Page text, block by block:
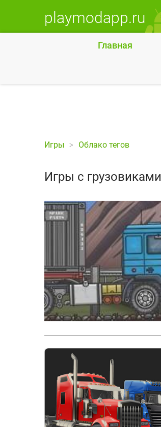
playmodapp.ru
Главная
Игры Облако тегов
Игры с